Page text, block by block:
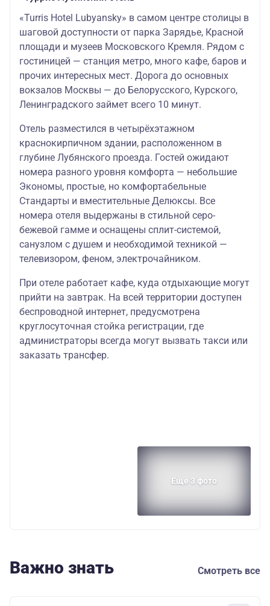
«Turris Hotel Lubyansky» в самом центре столицы в
шаговой доступности от парка Зарядье, Красной
площади и музеев Московского Кремля. Рядом с
гостиницей — станция метро, много кафе, баров и
прочих интересных мест. Дорога до основных
вокзалов Москвы — до Белорусского, Курского,
Ленинградского займет всего 10 минут.
Отель разместился в четырёхэтажном
краснокирпичном здании, расположенном в
глубине Лубянского проезда. Гостей ожидают
номера разного уровня комфорта — небольшие
Экономы, простые, но комфортабельные
Стандарты и вместительные Делюксы. Все
номера отеля выдержаны в стильной серо-
бежевой гамме и оснащены сплит-системой,
санузлом с душем и необходимой техникой —
телевизором, феном, электрочайником.
При отеле работает кафе, куда отдыхающие могут
прийти на завтрак. На всей территории доступен
беспроводной интернет, предусмотрена
круглосуточная стойка регистрации, где
администраторы всегда могут вызвать такси или
заказать трансфер.
Еще 3 фото
Важно знать Смотреть все